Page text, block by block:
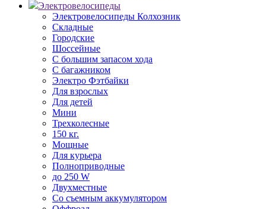
Электровелосипеды
Электровелосипеды Колхозник
Складные
Городские
Шоссейные
С большим запасом хода
С багажником
Электро Фэтбайки
Для взрослых
Для детей
Мини
Трехколесные
150 кг.
Мощные
Для курьера
Полноприводные
до 250 W
Двухместные
Со съемным аккумулятором